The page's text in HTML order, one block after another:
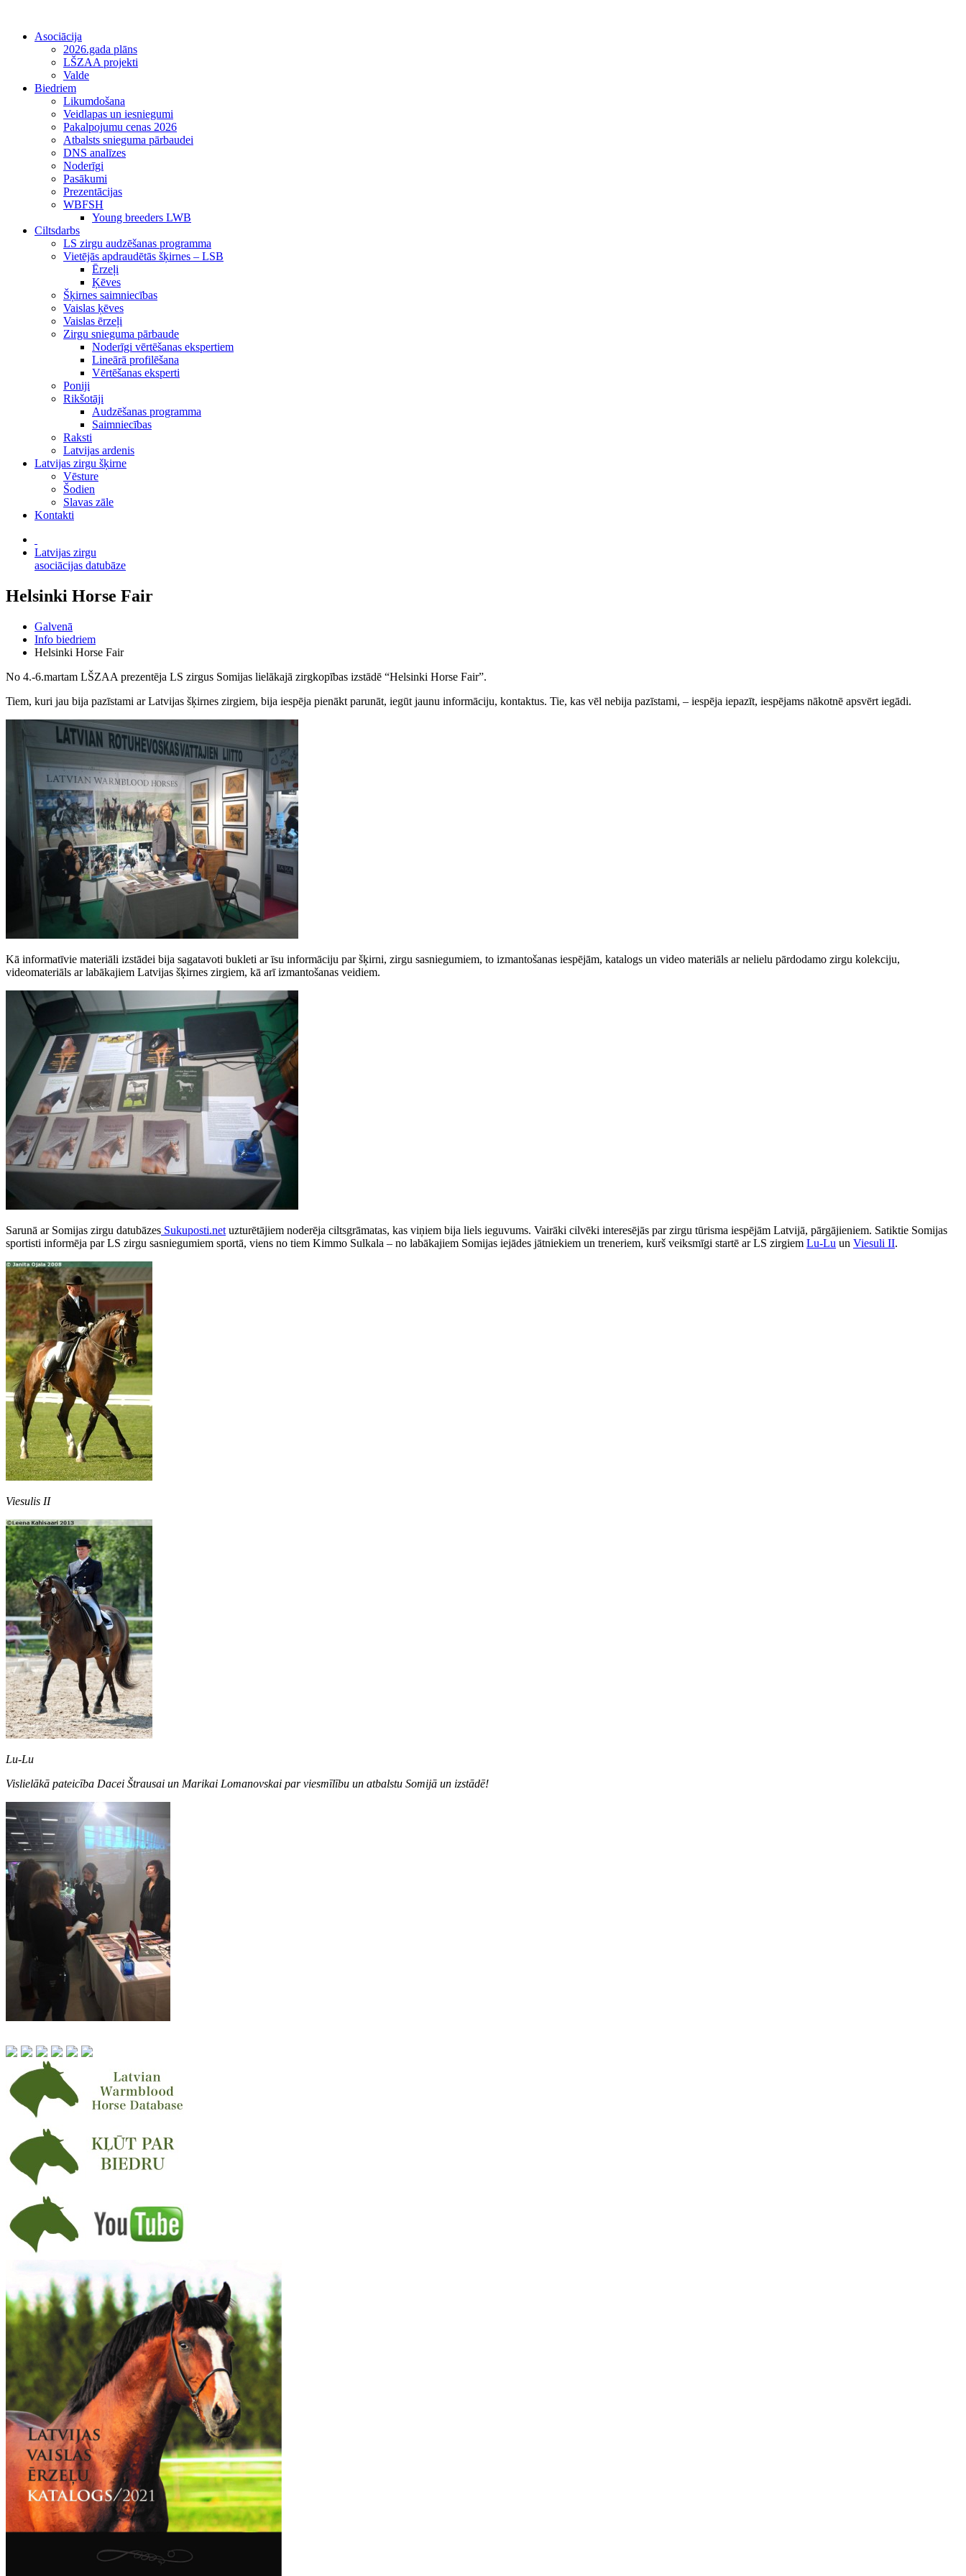
Asociācija
2026.gada plāns
LŠZAA projekti
Valde
Biedriem
Likumdošana
Veidlapas un iesniegumi
Pakalpojumu cenas 2026
Atbalsts snieguma pārbaudei
DNS analīzes
Noderīgi
Pasākumi
Prezentācijas
WBFSH
Young breeders LWB
Ciltsdarbs
LS zirgu audzēšanas programma
Vietējās apdraudētās šķirnes – LSB
Ērzeļi
Ķēves
Šķirnes saimniecības
Vaislas ķēves
Vaislas ērzeļi
Zirgu snieguma pārbaude
Noderīgi vērtēšanas ekspertiem
Lineārā profilēšana
Vērtēšanas eksperti
Poniji
Rikšotāji
Audzēšanas programma
Saimniecības
Raksti
Latvijas ardenis
Latvijas zirgu šķirne
Vēsture
Šodien
Slavas zāle
Kontakti
Latvijas zirgu
asociācijas datubāze
Helsinki Horse Fair
Galvenā
Info biedriem
Helsinki Horse Fair
No 4.-6.martam LŠZAA prezentēja LS zirgus Somijas lielākajā zirgkopības izstādē “Helsinki Horse Fair”.
Tiem, kuri jau bija pazīstami ar Latvijas šķirnes zirgiem, bija iespēja pienākt parunāt, iegūt jaunu informāciju, kontaktus. Tie, kas vēl nebija pazīstami, – iespēja iepazīt, iespējams nākotnē apsvērt iegādi.
Kā informatīvie materiāli izstādei bija sagatavoti bukleti ar īsu informāciju par šķirni, zirgu sasniegumiem, to izmantošanas iespējām, katalogs un video materiāls ar nelielu pārdodamo zirgu kolekciju,
videomateriāls ar labākajiem Latvijas šķirnes zirgiem, kā arī izmantošanas veidiem.
Sarunā ar Somijas zirgu datubāzes Sukuposti.net uzturētājiem noderēja ciltsgrāmatas, kas viņiem bija liels ieguvums. Vairāki cilvēki interesējās par zirgu tūrisma iespējām Latvijā, pārgājieniem. Satiktie Somijas
sportisti informēja par LS zirgu sasniegumiem sportā, viens no tiem Kimmo Sulkala – no labākajiem Somijas iejādes jātniekiem un treneriem, kurš veiksmīgi startē ar LS zirgiem Lu-Lu un Viesuli II.
Viesulis II
Lu-Lu
Vislielākā pateicība Dacei Štrausai un Marikai Lomanovskai par viesmīlību un atbalstu Somijā un izstādē!